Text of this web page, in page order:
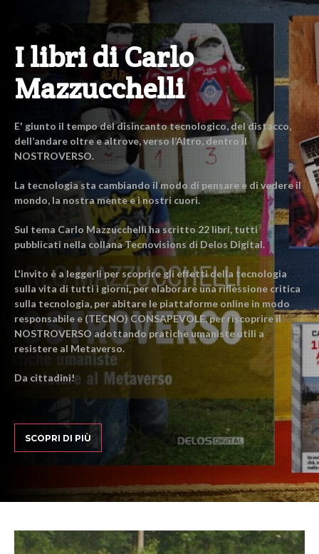
I libri di Carlo
Mazzucchelli
E' giunto il tempo del disincanto tecnologico, del distacco,
dell’andare oltre e altrove, verso l’Altro, dentro il
NOSTROVERSO.
La tecnologia sta cambiando il modo di pensare e di vedere il
mondo, la nostra mente e i nostri cuori.
Sul tema Carlo Mazzucchelli ha scritto 22 libri, tutti
pubblicati nella collana Tecnovisions di Delos Digital.
L'invito è a leggerli per scoprire gli effetti della tecnologia
sulla vita di tutti i giorni, per elaborare una riflessione critica
sulla tecnologia, per abitare le piattaforme online in modo
responsabile e (TECNO) CONSAPEVOLE, per riscoprire il
NOSTROVERSO adottando pratiche umaniste utili a
resistere al Metaverso.
Da cittadini!
SCOPRI DI PIÙ